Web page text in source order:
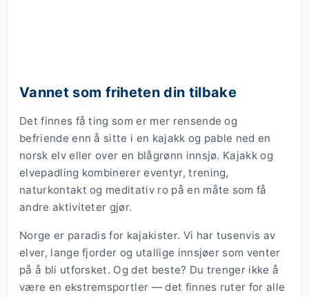
Vannet som friheten din tilbake
Det finnes få ting som er mer rensende og
befriende enn å sitte i en kajakk og pable ned en
norsk elv eller over en blågrønn innsjø. Kajakk og
elvepadling kombinerer eventyr, trening,
naturkontakt og meditativ ro på en måte som få
andre aktiviteter gjør.
Norge er paradis for kajakister. Vi har tusenvis av
elver, lange fjorder og utallige innsjøer som venter
på å bli utforsket. Og det beste? Du trenger ikke å
være en ekstremsportler — det finnes ruter for alle